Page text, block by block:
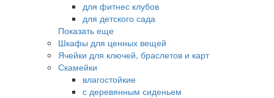
для фитнес клубов
для детского сада
Показать еще
Шкафы для ценных вещей
Ячейки для ключей, браслетов и карт
Скамейки
влагостойкие
с деревянным сиденьем